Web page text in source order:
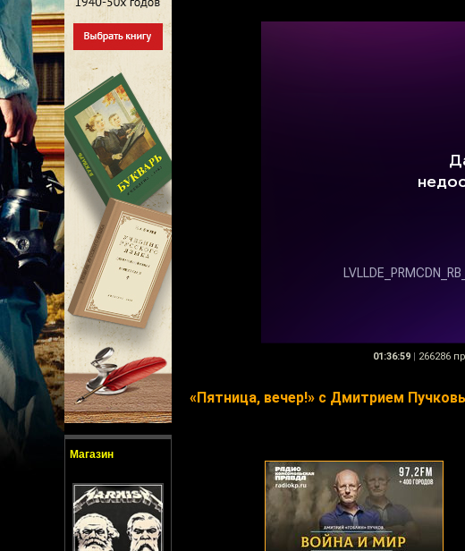
Магазин
01:36:59 | 266286
«Пятница, вечер!» с Дмитрием